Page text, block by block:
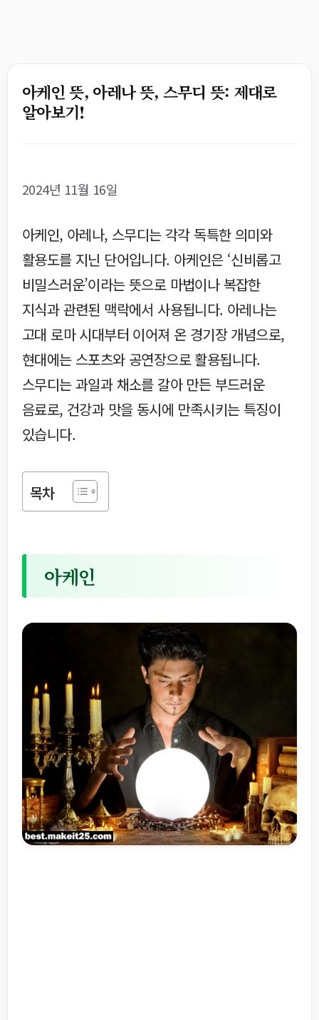
아케인 뜻, 아레나 뜻, 스무디 뜻: 제대로
알아보기!
2024년 11월 16일
아케인, 아레나, 스무디는 각각 독특한 의미와
활용도를 지닌 단어입니다. 아케인은 ‘신비롭고
비밀스러운’이라는 뜻으로 마법이나 복잡한
지식과 관련된 맥락에서 사용됩니다. 아레나는
고대 로마 시대부터 이어져 온 경기장 개념으로,
현대에는 스포츠와 공연장으로 활용됩니다.
스무디는 과일과 채소를 갈아 만든 부드러운
음료로, 건강과 맛을 동시에 만족시키는 특징이
있습니다.
목차
아케인